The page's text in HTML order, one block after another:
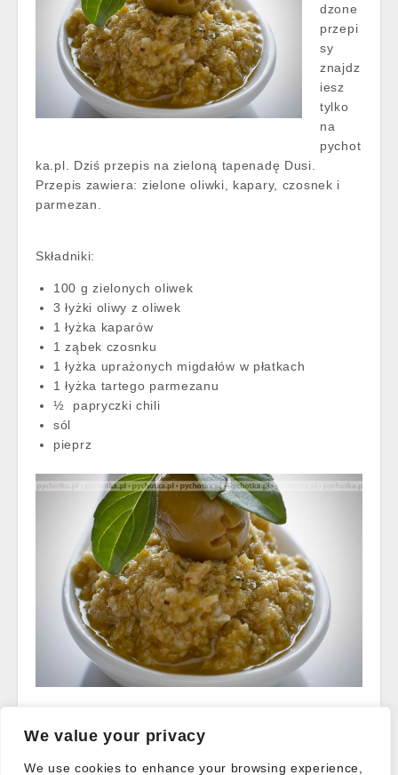
We value your privacy
We use cookies to enhance your browsing experience,
dzone
przepi
sy
znajdz
iesz
tylko
na
pychot
ka.pl. Dziś przepis na zieloną tapenadę Dusi.
Przepis zawiera: zielone oliwki, kapary, czosnek i
parmezan.
Składniki:
100 g zielonych oliwek
3 łyżki oliwy z oliwek
1 łyżka kaparów
1 ząbek czosnku
1 łyżka uprażonych migdałów w płatkach
1 łyżka tartego parmezanu
½ papryczki chili
sól
pieprz